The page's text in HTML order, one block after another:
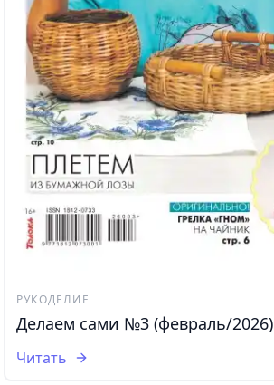
РУКОДЕЛИЕ
Делаем сами №3 (февраль/2026)
Читать